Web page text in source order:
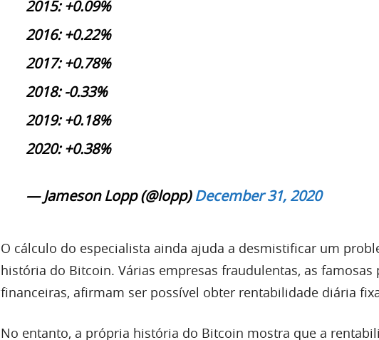
2015: +0.09%
2016: +0.22%
2017: +0.78%
2018: -0.33%
2019: +0.18%
2020: +0.38%
— Jameson Lopp (@lopp)December 31, 2020
O cálculo do especialista ainda ajuda a desmistificar um
história do Bitcoin. Várias empresas fraudulentas, as famosas
financeiras, afirmam ser possível obter rentabilidade diária
No entanto, a própria história do Bitcoin mostra que a